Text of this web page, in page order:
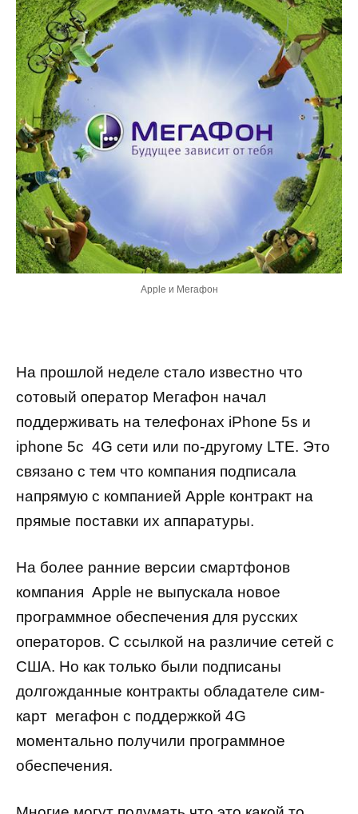
Apple и Мегафон
На прошлой неделе стало известно что
сотовый оператор Мегафон начал
поддерживать на телефонах iPhone 5s и
iphone 5c 4G сети или по-другому LTE. Это
связано с тем что компания подписала
напрямую с компанией Apple контракт на
прямые поставки их аппаратуры.
На более ранние версии смартфонов
компания Apple не выпускала новое
программное обеспечения для русских
операторов. С ссылкой на различие сетей с
США. Но как только были подписаны
долгожданные контракты обладателе сим-
карт мегафон с поддержкой 4G
моментально получили программное
обеспечения.